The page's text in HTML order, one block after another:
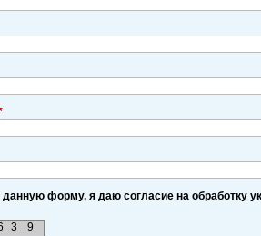
форму, я даю согласие на обработку
3 9